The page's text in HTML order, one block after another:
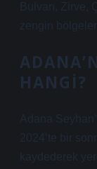
Bulvarı, Zirve,
zengin
HANGI?
Adana
2024’te bir
kaydederek